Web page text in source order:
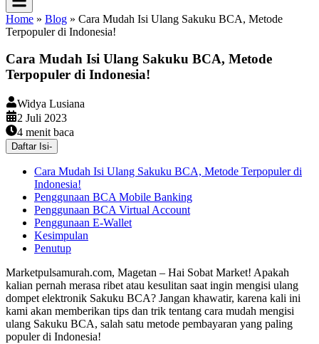
Home » Blog » Cara Mudah Isi Ulang Sakuku BCA, Metode
Terpopuler di Indonesia!
Cara Mudah Isi Ulang Sakuku BCA, Metode
Terpopuler di Indonesia!
Widya Lusiana
2 Juli 2023
4 menit baca
Daftar Isi-
Cara Mudah Isi Ulang Sakuku BCA, Metode Terpopuler di
Indonesia!
Penggunaan BCA Mobile Banking
Penggunaan BCA Virtual Account
Penggunaan E-Wallet
Kesimpulan
Penutup
Marketpulsamurah.com, Magetan – Hai Sobat Market! Apakah
kalian pernah merasa ribet atau kesulitan saat ingin mengisi ulang
dompet elektronik Sakuku BCA? Jangan khawatir, karena kali ini
kami akan memberikan tips dan trik tentang cara mudah mengisi
ulang Sakuku BCA, salah satu metode pembayaran yang paling
populer di Indonesia!